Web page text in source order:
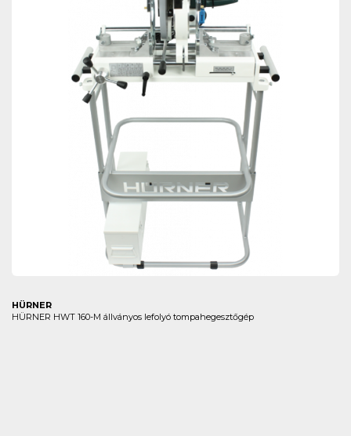
HÜRNER
HÜRNER HWT 160-M állványos lefolyó tompahegesztőgép